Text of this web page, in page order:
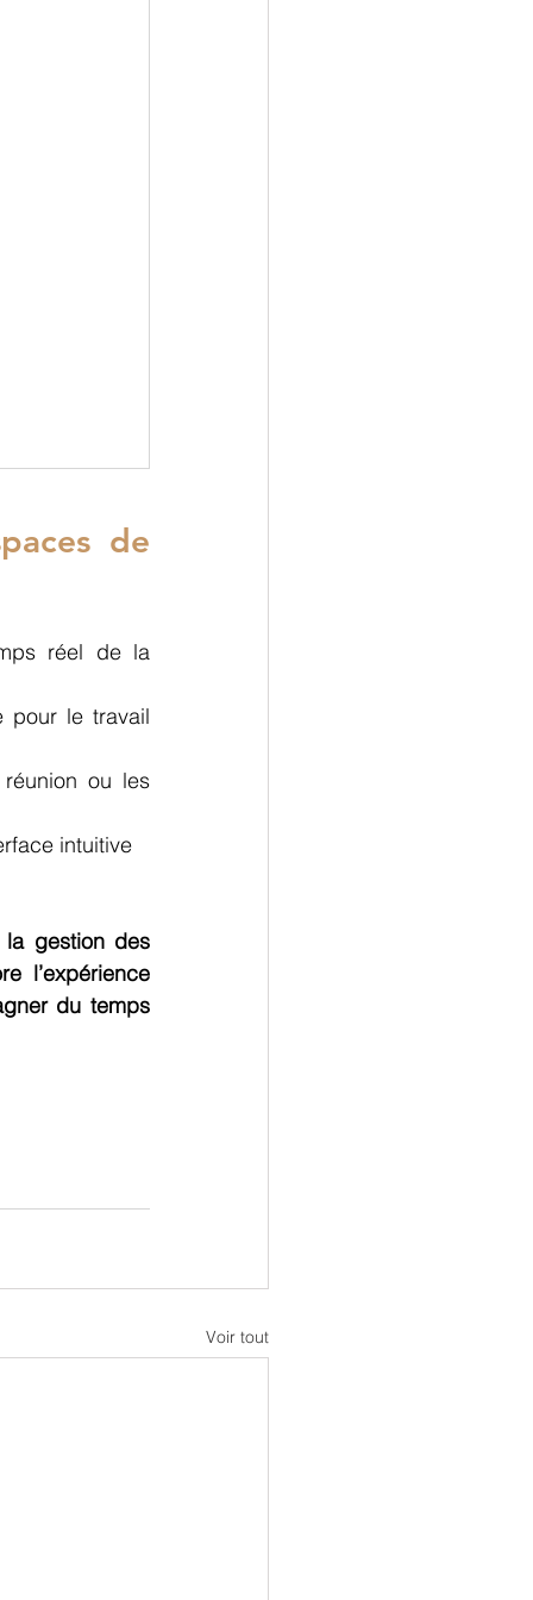
de
réel de la
le travail
ou les
intuitive
la gestion des
l’expérience
du temps
Voir tout